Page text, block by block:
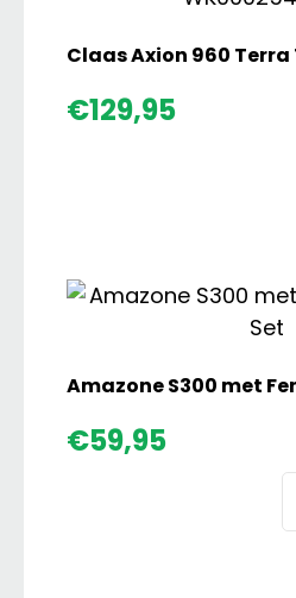
Claas Axion 960 Terra
€129,95
Amazone S300 met
€59,95